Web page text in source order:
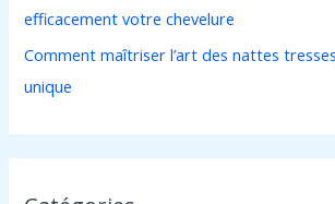
efficacement votre chevelure
Comment maîtriser l’art des nattes
unique